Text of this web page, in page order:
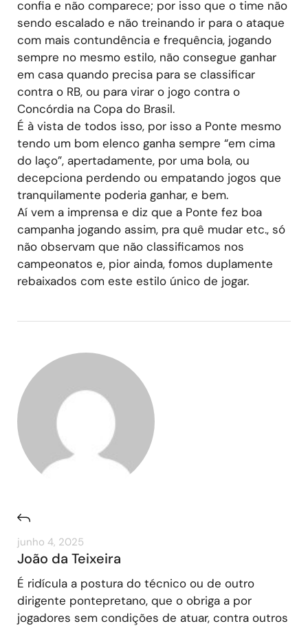
confia e não comparece; por isso que o time não
sendo escalado e não treinando ir para o ataque
com mais contundência e frequência, jogando
sempre no mesmo estilo, não consegue ganhar
em casa quando precisa para se classificar
contra o RB, ou para virar o jogo contra o
Concórdia na Copa do Brasil.
É à vista de todos isso, por isso a Ponte mesmo
tendo um bom elenco ganha sempre “em cima
do laço”, apertadamente, por uma bola, ou
decepciona perdendo ou empatando jogos que
tranquilamente poderia ganhar, e bem.
Aí vem a imprensa e diz que a Ponte fez boa
campanha jogando assim, pra quê mudar etc., só
não observam que não classificamos nos
campeonatos e, pior ainda, fomos duplamente
rebaixados com este estilo único de jogar.
junho 4, 2025
João da Teixeira
É ridícula a postura do técnico ou de outro
dirigente pontepretano, que o obriga a por
jogadores sem condições de atuar, contra outros